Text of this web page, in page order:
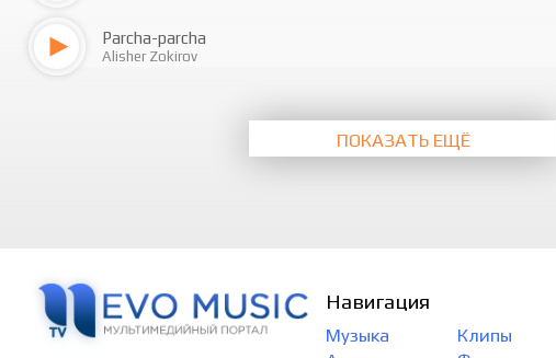
Parcha-parcha
Alisher Zokirov
ПОКАЗАТЬ ЕЩЁ
Навигация
Музыка Клипы